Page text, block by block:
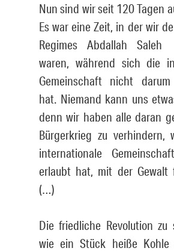
Nun sind wir seit 120 Tagen
Es war eine Zeit, in der wir
Regimes Abdallah Saleh
waren, während sich die
Gemeinschaft nicht
hat. Niemand kann uns
denn wir haben alle daran
Bürgerkrieg zu verhindern,
internationale
erlaubt hat, mit der Gewalt
(…)
Die friedliche Revolution zu
wie ein Stück heiße Kohle